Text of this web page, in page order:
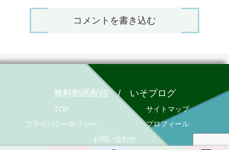
コメントを書き込む
無料動画配信 / いそブログ
TOP
サイトマップ
プライバシーポリシー
プロフィール
お問い合わせ